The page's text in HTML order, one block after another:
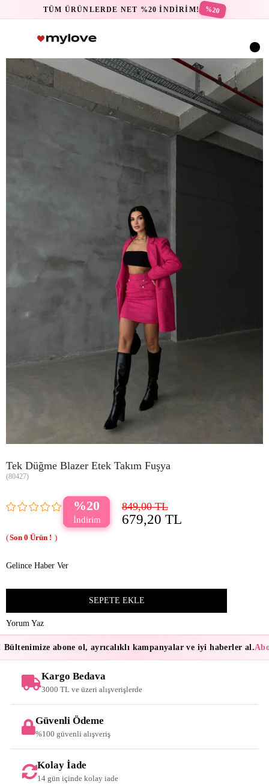
TÜM ÜRÜNLERDE NET %20 İNDİRİM! %20
Tek Düğme Blazer Etek Takım Fuşya
(80427)
20 849,00 TL
679,20 TL
0
Gelince Haber Ver
Yorum Yaz
abone ol, ayrıcalıklı kampanyalar ve iyi haberler al.
Kargo Bedava
3000 TL ve üzeri alışverişlerde
Güvenli Ödeme
%100 güvenli alışveriş
Kolay İade
14 gün içinde kolay iade